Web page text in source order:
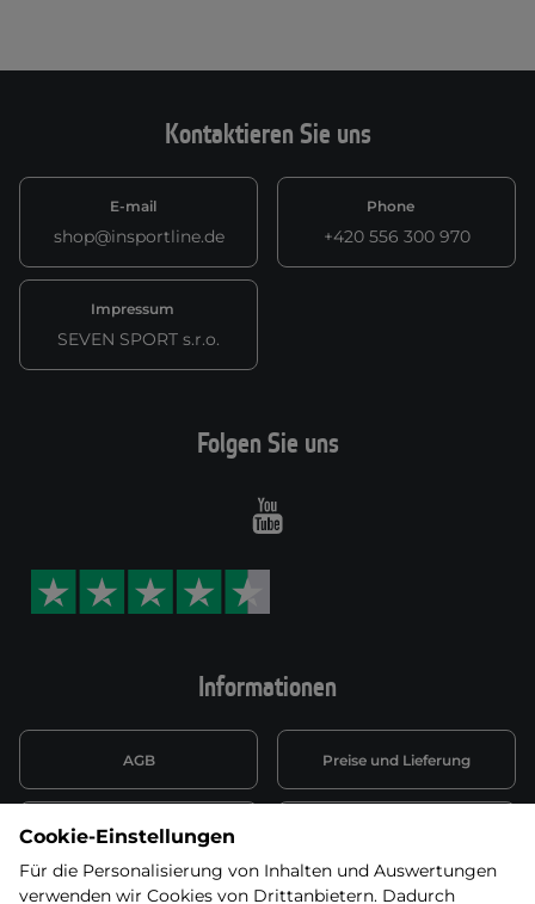
Kontaktieren Sie uns
E-mail
shop@insportline.de
Phone
+420 556 300 970
Impressum
SEVEN SPORT s.r.o.
Informationen
AGB Preise und Lieferung
Datenschutzerklärung
Wiederufsbelehrung mit Link
Folgen Sie uns
Youtube
Cookie-Einstellungen
Für die Personalisierung von Inhalten und Auswertungen
verwenden wir Cookies von Drittanbietern. Dadurch